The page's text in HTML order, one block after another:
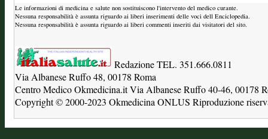
Le informazioni di medicina e salute non sostituiscono l'intervento del medico curante.
Nessuna responsabilità è assunta riguardo ai liberi inserimenti delle voci dell Enciclopedia.
Nessuna responsabilità è assunta riguardo ai liberi commenti inseriti dai visitatori del sito.
Redazione TEL. 351.666.0811
Via Albanese Ruffo 48, 00178 Roma
Centro Medico Okmedicina.it Via Albanese Ruffo 40-46, 00178
Copyright © 2000-2023 Okmedicina ONLUS Riproduzione